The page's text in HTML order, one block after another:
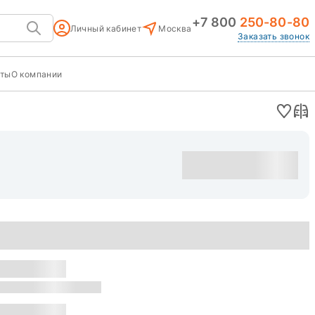
Личный кабинет Москва +7 800 250-80-80
Заказать звонок
О компании